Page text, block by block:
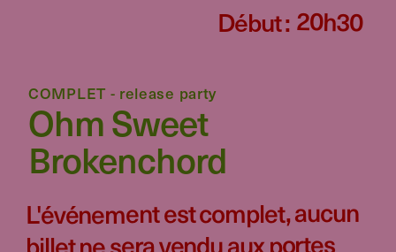
Début :20h30
COMPLET - release party
Ohm Sweet
Brokenchord
L'événement est complet, aucun